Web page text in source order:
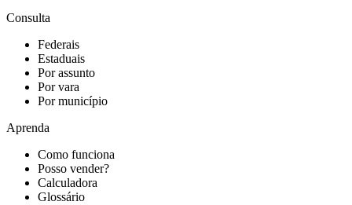
Consulta
Federais
Estaduais
Por assunto
Por vara
Por município
Aprenda
Como funciona
Posso vender?
Calculadora
Glossário